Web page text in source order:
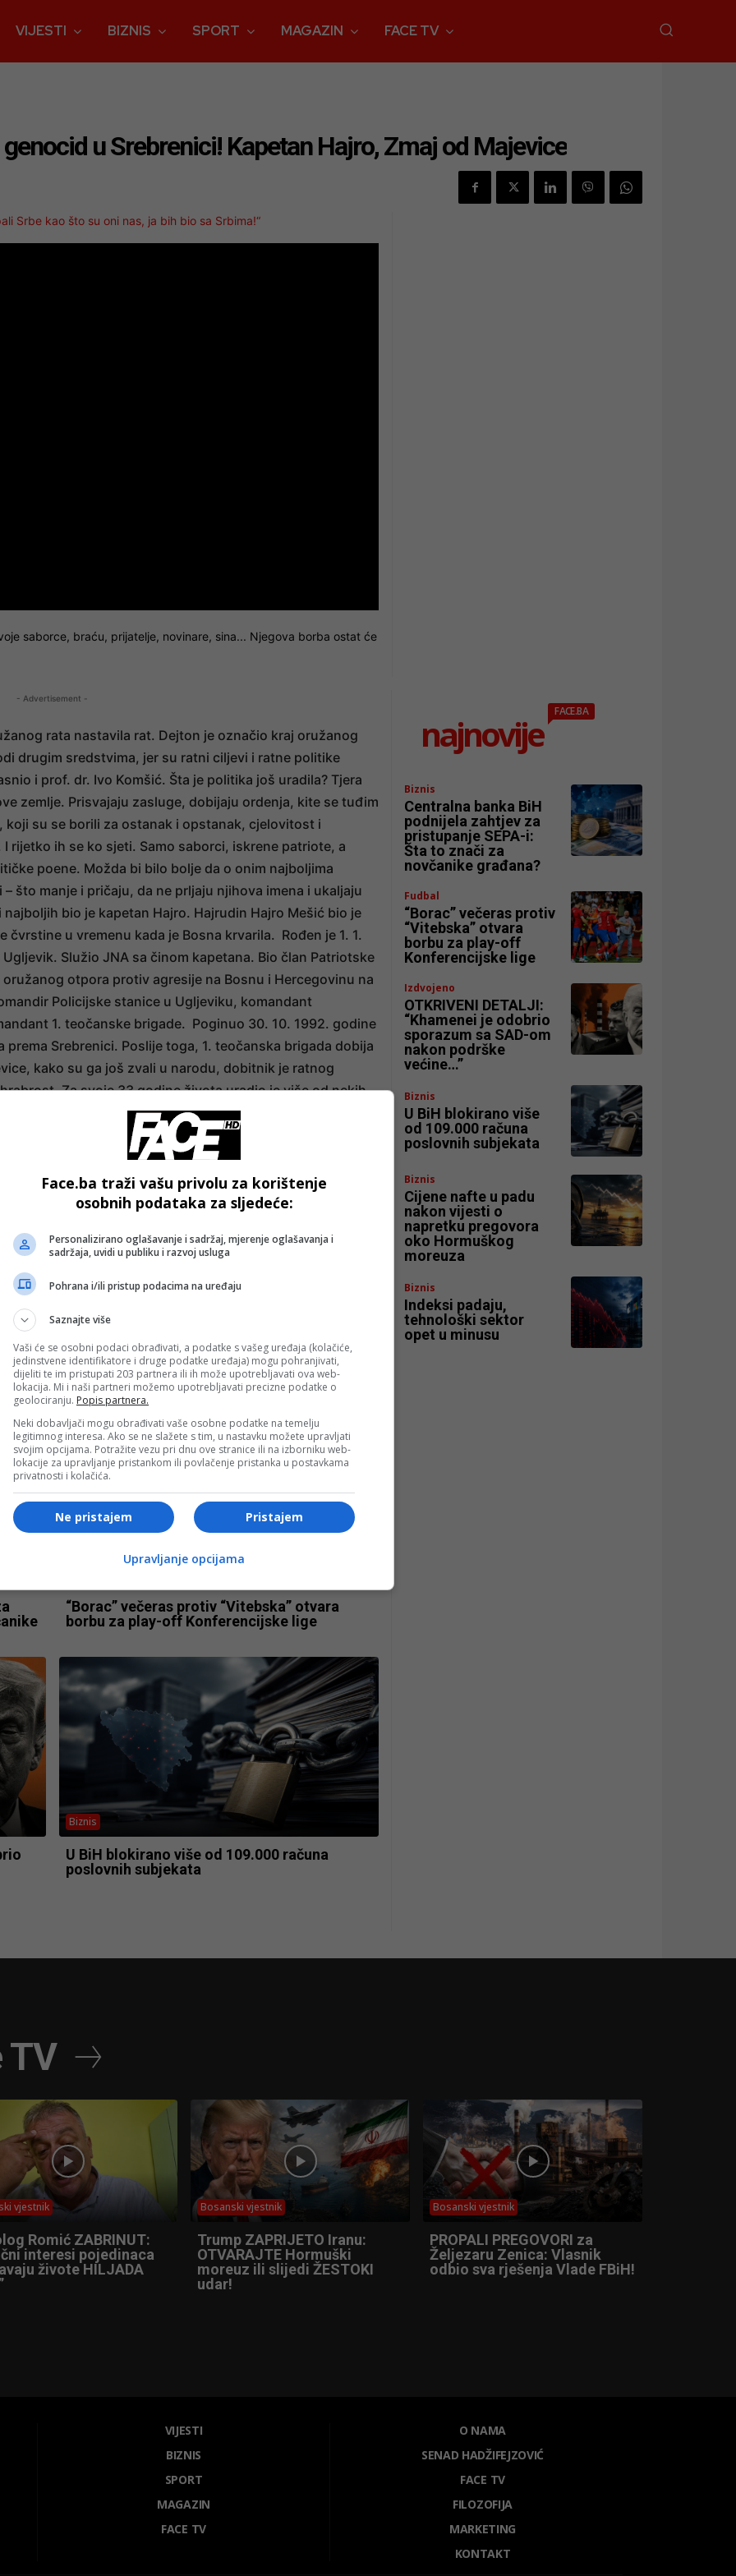
VIJESTI BIZNIS SPORT MAGAZIN FACE TV
u Srebrenici! Kapetan Hajro, Zmaj od Majevice
Srbe kao što su oni nas, ja bih bio sa Srbima!“
saborce, braću, prijatelje, novinare, sina... Njegova borba ostat će
- Advertisement -
rata nastavila rat. Dejton je označio kraj oružanog
drugim sredstvima, jer su ratni ciljevi i ratne politike
i prof. dr. Ivo Komšić. Šta je politika još uradila? Tjera
zemlje. Prisvajaju zasluge, dobijaju ordenja, kite se tuđim
su se borili za ostanak i opstanak, cjelovitost i
rijetko ih se ko sjeti. Samo saborci, iskrene patriote, a
poene. Možda bi bilo bolje da o onim najboljima
što manje i pričaju, da ne prljaju njihova imena i ukaljaju
bio je kapetan Hajro. Hajrudin Hajro Mešić bio je
čvrstine u vremenu kada je Bosna krvarila. Rođen je 1. 1.
Služio JNA sa činom kapetana. Bio član Patriotske
otpora protiv agresije na Bosnu i Hercegovinu na
Policijske stanice u Ugljeviku, komandant
1. teočanske brigade. Poginuo 30. 10. 1992. godine
Srebrenici. Poslije toga, 1. teočanska brigada dobija
kako su ga još zvali u narodu, dobitnik je ratnog
Za svoje 33 godine života uradio je više od nekih
političari. Znate li da politika i ti isti, neki pojedini političari,
Tako se politika zahvaljuje svojim najboljim sinovima.
direktor TV ‘Podrinje’, Udruženje ‘Sinovi
BiH? Znate li da politika nikada nije platila,
Hajri? Ali Hajro, iako pod zemljom, i dalje ima svoje
borba ostat će zabilježena i zapisana. Dokumentarni
riječi: ‘Da su Muslimani napali Srbe kao što su oni
poruka časti i dosljednosti.“
“Borac” večeras protiv “Vitebska” otvara
borbu za play-off Konferencijske lige
Biznis
U BiH blokirano više od 109.000 računa
poslovnih subjekata
najnovije
FACE.BA
Biznis
Centralna banka BiH
podnijela zahtjev za
pristupanje SEPA-i:
Šta to znači za
novčanike građana?
Fudbal
“Borac” večeras protiv
“Vitebska” otvara
borbu za play-off
Konferencijske lige
Izdvojeno
OTKRIVENI DETALJI:
“Khamenei je odobrio
sporazum sa SAD-om
nakon podrške
većine…”
Biznis
U BiH blokirano više
od 109.000 računa
poslovnih subjekata
Biznis
Cijene nafte u padu
nakon vijesti o
napretku pregovora
oko Hormuškog
moreuza
Biznis
Indeksi padaju,
tehnološki sektor
opet u minusu
TV
vjestnik
Romić ZABRINUT:
interesi pojedinaca
živote HILJADA
Bosanski vjestnik
Trump ZAPRIJETO Iranu:
OTVARAJTE Hormuški
moreuz ili slijedi ŽESTOKI
udar!
Bosanski vjestnik
PROPALI PREGOVORI za
Željezaru Zenica: Vlasnik
odbio sva rješenja Vlade FBiH!
VIJESTI
BIZNIS
SPORT
MAGAZIN
FACE TV
O NAMA
SENAD HADŽIFEJZOVIĆ
FACE TV
FILOZOFIJA
MARKETING
KONTAKT
Face.ba traži vašu privolu za korištenje
osobnih podataka za sljedeće:
Personalizirano oglašavanje i sadržaj, mjerenje oglašavanja i
sadržaja, uvidi u publiku i razvoj usluga
Pohrana i/ili pristup podacima na uređaju
Saznajte više
Vaši će se osobni podaci obrađivati, a podatke s vašeg uređaja (kolačiće,
jedinstvene identifikatore i druge podatke uređaja) mogu pohranjivati,
dijeliti te im pristupati 203 partnera ili ih može upotrebljavati ova web-
lokacija. Mi i naši partneri možemo upotrebljavati precizne podatke o
geolociranju. Popis partnera.
Neki dobavljači mogu obrađivati vaše osobne podatke na temelju
legitimnog interesa. Ako se ne slažete s tim, u nastavku možete upravljati
svojim opcijama. Potražite vezu pri dnu ove stranice ili na izborniku web-
lokacije za upravljanje pristankom ili povlačenje pristanka u postavkama
privatnosti i kolačića.
Pristajem
Ne pristajem
Upravljanje opcijama